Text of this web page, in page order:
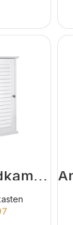
Alston Badkamerkasten Wit